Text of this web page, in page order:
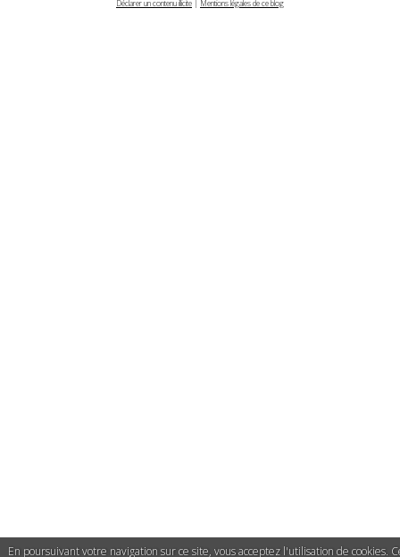
En poursuivant votre navigation sur ce site, vous acceptez l'utilisation de cookies.
Déclarer un contenu illicite | Mentions légales de ce blog